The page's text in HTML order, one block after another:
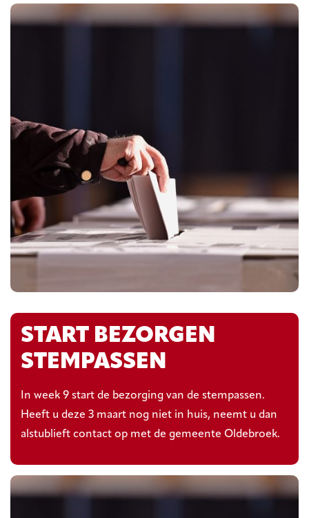
START BEZORGEN
STEMPASSEN
In week 9 start de bezorging van de stempassen.
Heeft u deze 3 maart nog niet in huis, neemt u dan
alstublieft contact op met de gemeente Oldebroek.